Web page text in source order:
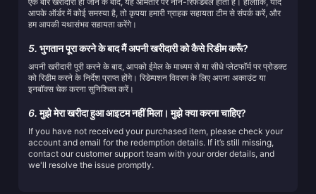
आपके ऑर्डर में कोई समस्या है, तो कृपया हमारी ग्राहक सहायता टीम से संपर्क करें, और
हम आपकी यथासंभव सहायता करेंगे।
5. भुगतान पूरा करने के बाद मैं अपनी खरीदारी को कैसे रिडीम करूँ?
अपनी खरीदारी पूरी करने के बाद, आपको ईमेल के माध्यम से या सीधे प्लेटफॉर्म पर प्रोडक्ट
को रिडीम करने के निर्देश प्राप्त होंगे। रिडेम्पशन विवरण के लिए अपना अकाउंट या
इनबॉक्स चेक करना सुनिश्चित करें।
6.मुझे मेरा खरीदा हुआ आइटम नहीं मिला। मुझे क्या करना चाहिए?
If you have not received your purchased item, please check your
account and email for the redemption details. If it’s still missing,
contact our customer support team with your order details, and
we'll resolve the issue promptly.